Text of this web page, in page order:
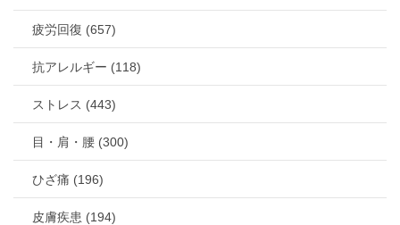
疲労回復 (657)
抗アレルギー (118)
ストレス (443)
目・肩・腰 (300)
ひざ痛 (196)
皮膚疾患 (194)